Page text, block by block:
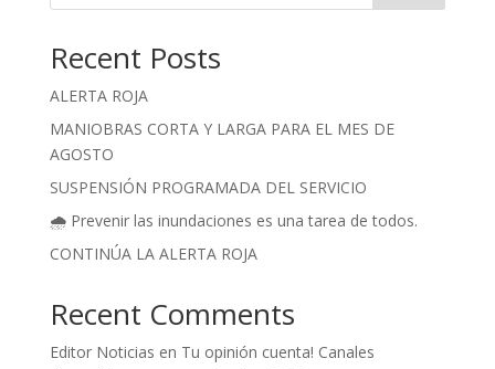
Recent Posts
ALERTA ROJA
MANIOBRAS CORTA Y LARGA PARA EL MES DE
AGOSTO
SUSPENSIÓN PROGRAMADA DEL SERVICIO
🌧️ Prevenir las inundaciones es una tarea de todos.
CONTINÚA LA ALERTA ROJA
Recent Comments
Editor Noticias en Tu opinión cuenta! Canales